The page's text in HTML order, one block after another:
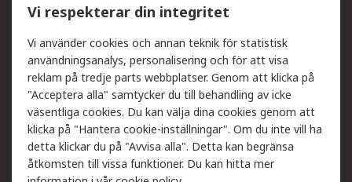
DesignSpark
Teknisk Support
Ditt lokala säljteam
Exportlösningar
Support
Få hjälp
Retur av varor
Leverans
Spåra din order
Begär en fakturakopi
Fördelar med RS-konto
Betalningsalternativ
Vi respekterar din integritet
Vi använder cookies och annan teknik för statistisk
användningsanalys, personalisering och för att visa
reklam på tredje parts webbplatser. Genom att klicka på
"Acceptera alla" samtycker du till behandling av icke
väsentliga cookies. Du kan välja dina cookies genom att
klicka på "Hantera cookie-inställningar". Om du inte vill ha
detta klickar du på "Avvisa alla". Detta kan begränsa
åtkomsten till vissa funktioner. Du kan hitta mer